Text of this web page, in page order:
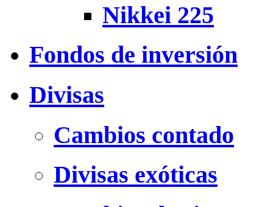
Nikkei 225
Fondos de inversión
Divisas
Cambios contado
Divisas exóticas